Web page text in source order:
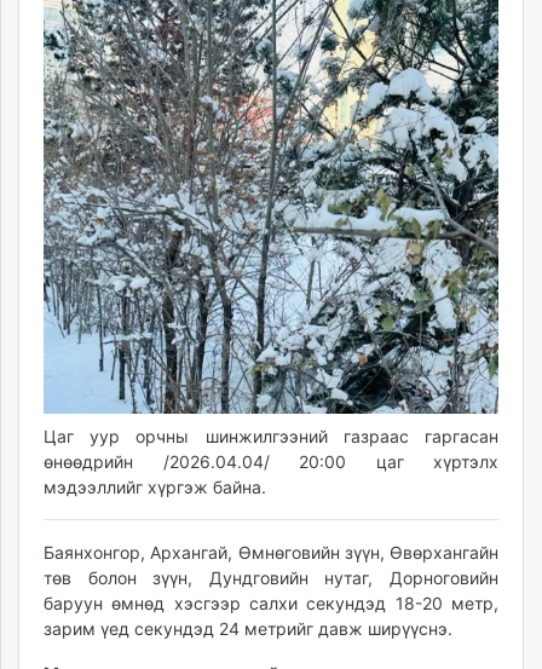
ikon.mn
mnb.mn
Livetv.mn
Eguur.mn
24tsag.mn
shuud.mn
eagle.mn
ergelt.mn
zarig.mn
today.mn
zuv.mn
mminfo.mn
urlag.mn
unen.mn
asu.mn
shudarga.mn
unuudur.mn
isee.mn
mglradio.com
Цаг уур орчны шинжилгээний газраас гаргасан
өнөөдрийн /2026.04.04/ 20:00 цаг хүртэлх
мэдээллийг хүргэж байна.
Баянхонгор, Архангай, Өмнөговийн зүүн, Өвөрхангайн
төв болон зүүн, Дундговийн нутаг, Дорноговийн
баруун өмнөд хэсгээр салхи секундэд 18-20 метр,
зарим үед секундэд 24 метрийг давж ширүүснэ.